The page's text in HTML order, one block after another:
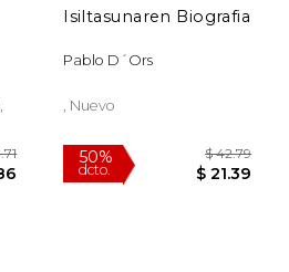
Isiltasunaren Biografia
Pablo D´Ors
, Nuevo